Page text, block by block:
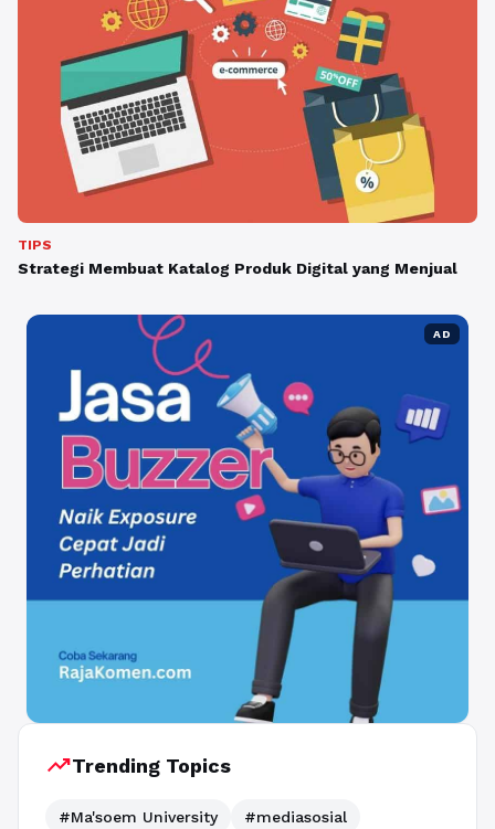
TIPS
Strategi Membuat Katalog Produk Digital yang Menjual
AD
trending_upTrending Topics
#Ma'soem University
#mediasosial